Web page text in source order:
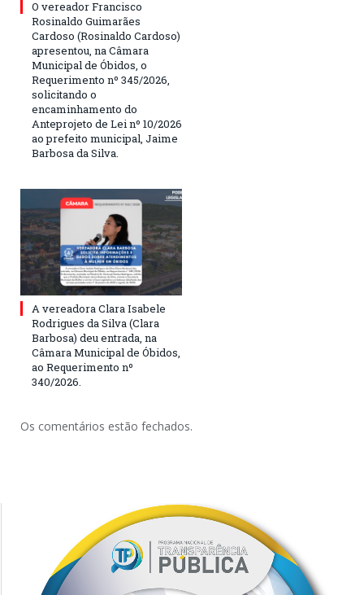
O vereador Francisco
Rosinaldo Guimarães
Cardoso (Rosinaldo Cardoso)
apresentou, na Câmara
Municipal de Óbidos, o
Requerimento nº 345/2026,
solicitando o
encaminhamento do
Anteprojeto de Lei nº 10/2026
ao prefeito municipal, Jaime
Barbosa da Silva.
A vereadora Clara Isabele
Rodrigues da Silva (Clara
Barbosa) deu entrada, na
Câmara Municipal de Óbidos,
ao Requerimento nº
340/2026.
Os comentários estão fechados.